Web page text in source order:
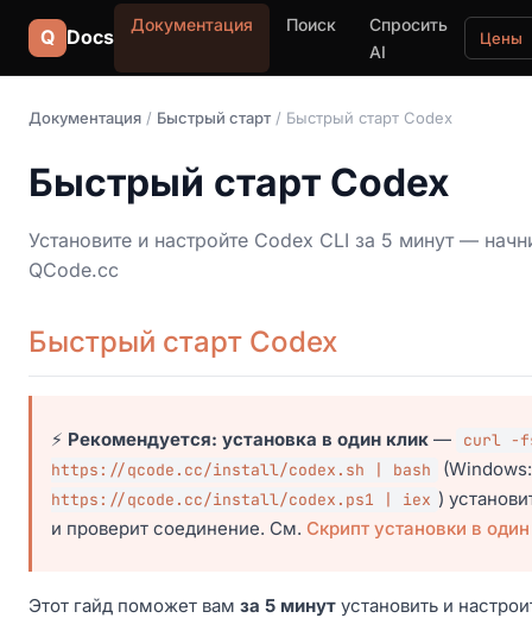
Q Docs
Документация Поиск
Спросить
AI
Цены
Документация / Быстрый старт / Быстрый старт Codex
Быстрый старт Codex
Установите и настройте Codex CLI за 5 минут —
QCode.cc
Быстрый старт Codex
⚡ Рекомендуется: установка в один клик —
curl -
https://qcode.cc/install/codex.sh | bash
https://qcode.cc/install/codex.ps1 | iex )
и проверит соединение. См. Скрипт установки в
Этот гайд поможет вам за 5 минут установить и